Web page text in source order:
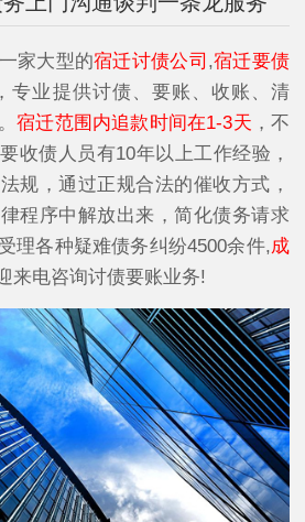
家大型的宿迁讨债公司 ,宿迁要债
，专业提供讨债、要账、收账、清
宿迁范围内追款时间在1-3天 ，不
收债人员有10年以上工作经验，
规，通过正规合法的催收方式，
程序中解放出来，简化债务请求
理各种疑难债务纠纷4500余件,成
来电咨询讨债要账业务!